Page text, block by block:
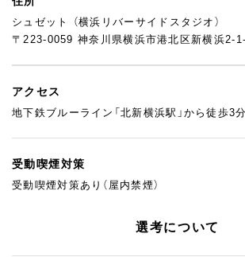
シュゼット （横浜リバーサイドスタジオ）
〒223-0059 神奈川県横浜市港北区新横浜2-
アクセス
地下鉄ブルーライン「北新横浜駅」から徒歩3分
受動喫煙対策
受動喫煙対策あり（屋内禁煙）
選考について